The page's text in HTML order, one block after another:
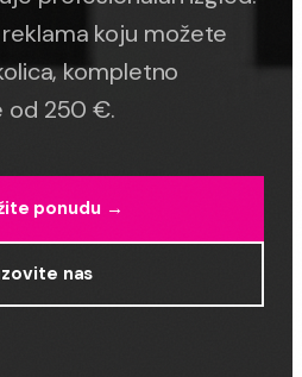
koju možete
kompletno
od 250 €.
ponudu →
nas